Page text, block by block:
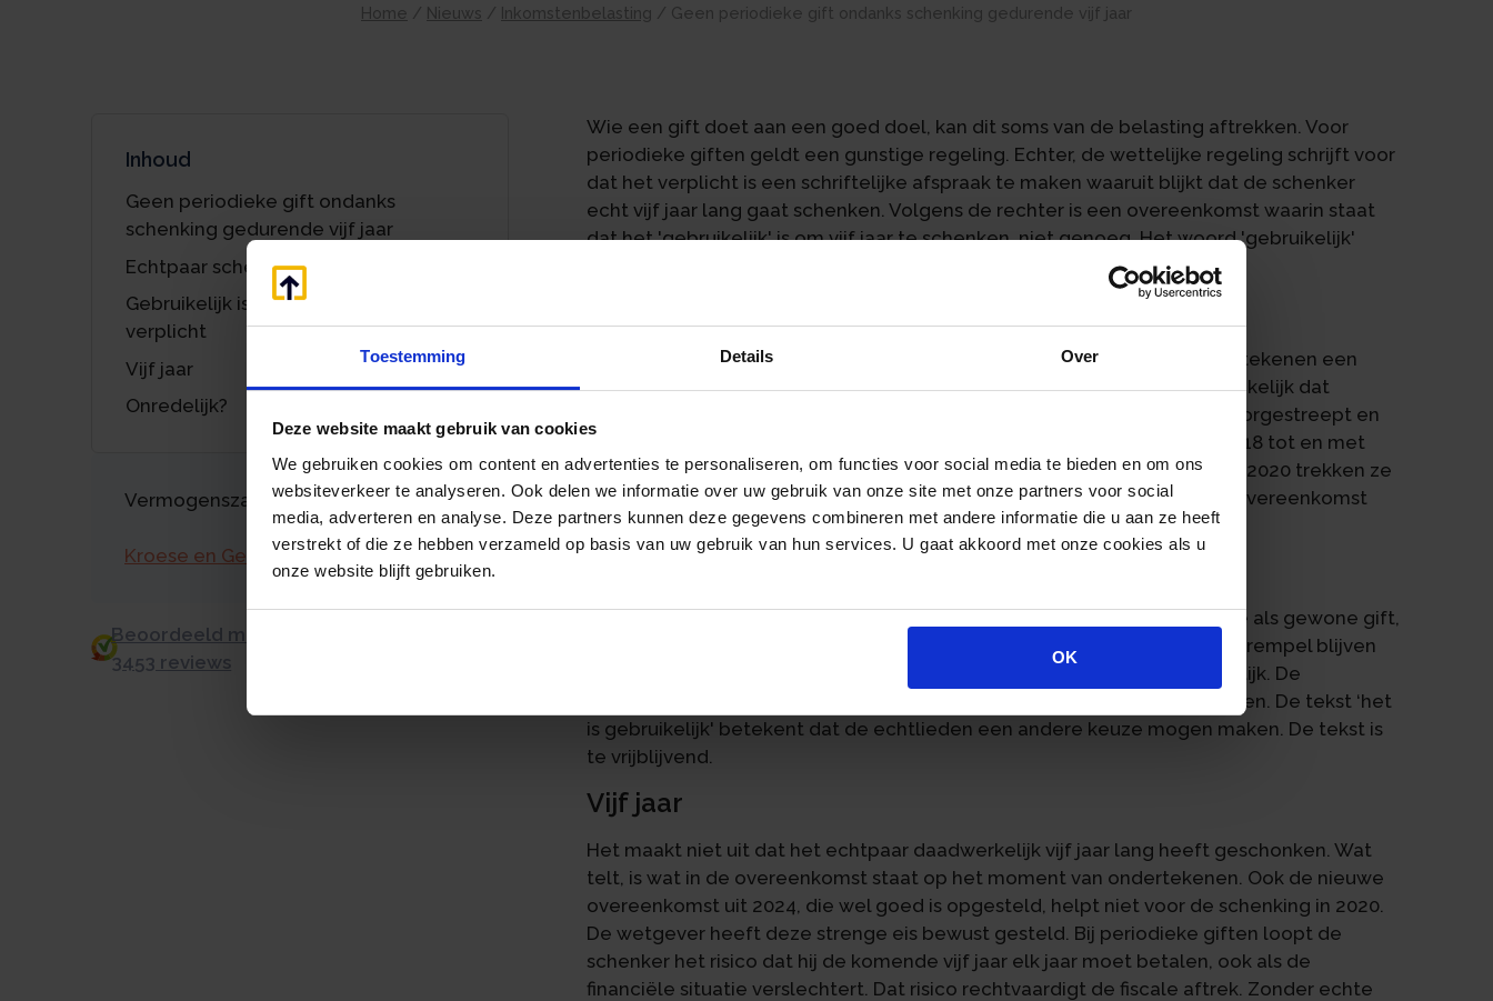
Toestemming Details Over
Deze website maakt gebruik van cookies
We gebruiken cookies om content en advertenties te personaliseren, om functies voor social media te bieden en om ons
websiteverkeer te analyseren. Ook delen we informatie over uw gebruik van onze site met onze partners voor social
media, adverteren en analyse. Deze partners kunnen deze gegevens combineren met andere informatie die u aan ze heeft
verstrekt of die ze hebben verzameld op basis van uw gebruik van hun services. U gaat akkoord met onze cookies als u
onze website blijft gebruiken.
OK
Home / Nieuws / Inkomstenbelasting / Geen periodieke gift ondanks schenking gedurende vijf jaar
Inhoud
Geen periodieke gift ondanks
schenking gedurende vijf jaar
Echtpaar schenkt aan museum
Gebruikelijk is niet hetzelfde als
verplicht
Vijf jaar
Onredelijk?
Vermogenszaken goed regelen?
Kroese en Geraerts
Beoordeeld met een 9.0 uit 10 op basis van
3453 reviews
Wie een gift doet aan een goed doel, kan dit soms van de belasting aftrekken. Voor
periodieke giften geldt een gunstige regeling. Echter, de wettelijke regeling schrijft voor
dat het verplicht is een schriftelijke afspraak te maken waaruit blijkt dat de schenker
echt vijf jaar lang gaat schenken. Volgens de rechter is een overeenkomst waarin staat
dat het 'gebruikelijk' is om vijf jaar te schenken, niet genoeg. Het woord 'gebruikelijk'
Een echtpaar wordt in 2017 promotor van een museum. De echtelieden tekenen een
overeenkomst waarin staat: 'De bijdrage is € 10.000 per jaar. Het is gebruikelijk dat
promotors lid blijven voor drie jaar'. Bij het tekenen wordt de drie jaar doorgestreept en
vervangen door vijf jaar. Het echtpaar schenkt vervolgens elk jaar van 2018 tot en met
2022 inderdaad € 10.000 aan het museum. In hun belastingaangifte over 2020 trekken ze
de schenking af als periodieke gift. Begin 2024 tekenen ze een nieuwe overeenkomst
volgens een modelformulier van de Belastingdienst.
De Belastingdienst accepteert de aftrek niet. De schenking telt wel mee als gewone gift,
maar dat helpt niet, omdat de totale giften van het echtpaar onder de drempel blijven
waarboven je mag aftrekken. De rechtbank geeft de Belastingdienst gelijk. De
overeenkomst bevat geen echte verplichting om vijf jaar lang te schenken. De tekst ‘het
is gebruikelijk' betekent dat de echtlieden een andere keuze mogen maken. De tekst is
te vrijblijvend.
Vijf jaar
Het maakt niet uit dat het echtpaar daadwerkelijk vijf jaar lang heeft geschonken. Wat
telt, is wat in de overeenkomst staat op het moment van ondertekenen. Ook de nieuwe
overeenkomst uit 2024, die wel goed is opgesteld, helpt niet voor de schenking in 2020.
De wetgever heeft deze strenge eis bewust gesteld. Bij periodieke giften loopt de
schenker het risico dat hij de komende vijf jaar elk jaar moet betalen, ook als de
financiële situatie verslechtert. Dat risico rechtvaardigt de fiscale aftrek. Zonder echte